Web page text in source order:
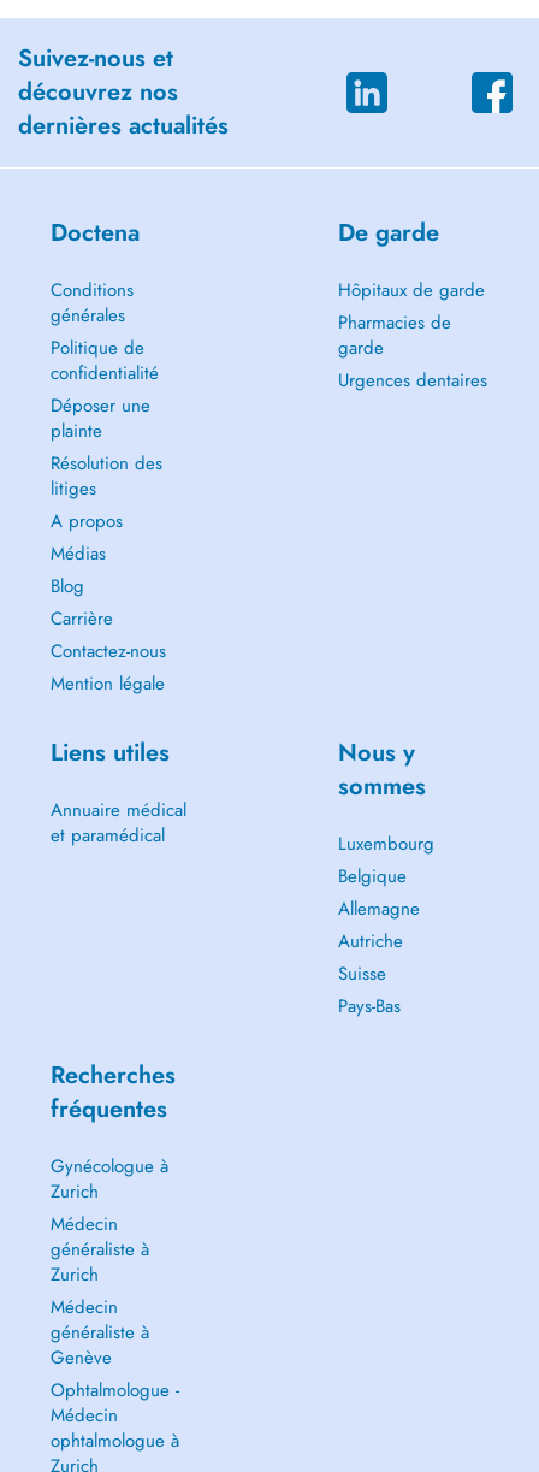
Suivez-nous et
découvrez nos
dernières actualités
Doctena
Conditions
générales
Politique de
confidentialité
Déposer une
plainte
Résolution des
litiges
A propos
Médias
Blog
Carrière
Contactez-nous
Mention légale
De garde
Hôpitaux de garde
Pharmacies de
garde
Urgences dentaires
Liens utiles
Annuaire médical
et paramédical
Nous y
sommes
Luxembourg
Belgique
Allemagne
Autriche
Suisse
Pays-Bas
Recherches
fréquentes
Gynécologue à
Zurich
Médecin
généraliste à
Zurich
Médecin
généraliste à
Genève
Ophtalmologue -
Médecin
ophtalmologue à
Zurich